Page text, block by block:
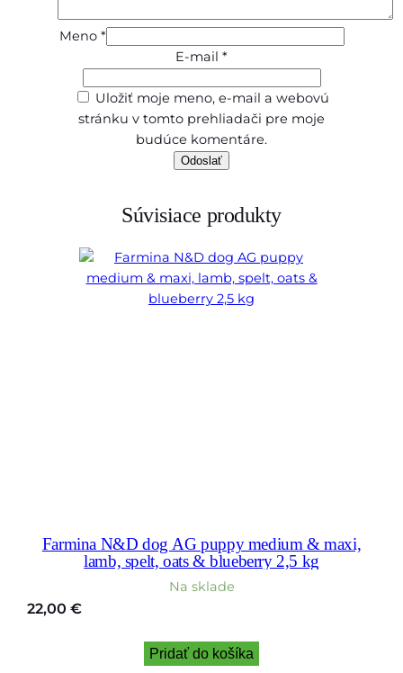
Meno *
E-mail *
Uložiť moje meno, e-mail a webovú
stránku v tomto prehliadači pre moje
budúce komentáre.
Súvisiace produkty
Farmina N&D dog AG puppy medium & maxi,
lamb, spelt, oats & blueberry 2,5 kg
Na sklade
22,00 €
Pridať do košíka